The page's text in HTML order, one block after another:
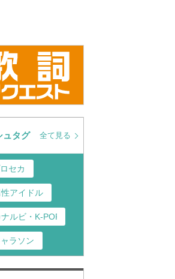
ュタグ 全て見る
セカ
アイドル
ルビ・K-POP和訳
ラソン